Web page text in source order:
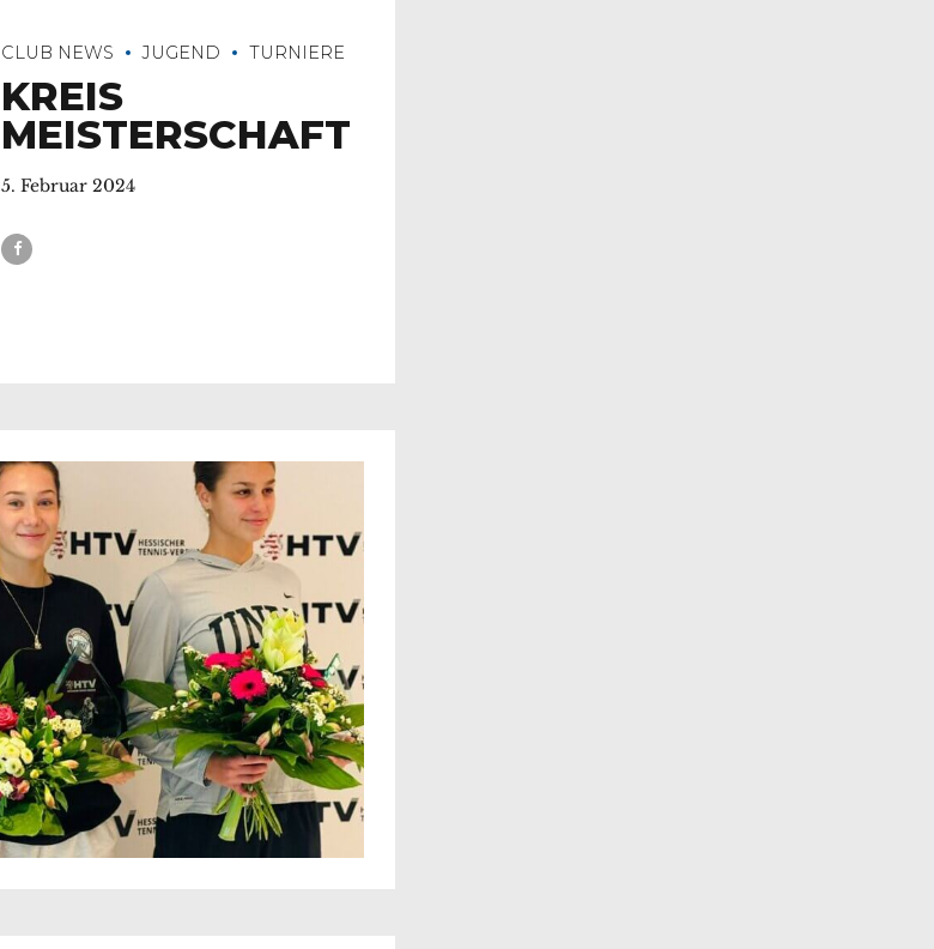
CLUB NEWS JUGEND TURNIERE
KREIS
MEISTERSCHAFT
5. Februar 2024